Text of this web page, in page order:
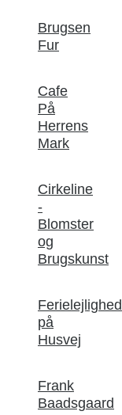
Brugsen
Fur
Cafe
På
Herrens
Mark
Cirkeline
-
Blomster
og
Brugskunst
Ferielejlighed
på
Husvej
Frank
Baadsgaard